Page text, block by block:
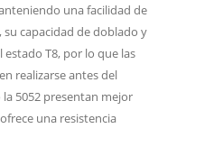
una facilidad de
su capacidad de doblado y
T8, por lo que las
realizarse antes del
5052 presentan mejor
una resistencia